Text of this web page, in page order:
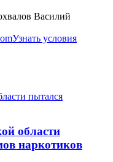
Василий
Узнать условия
области
наркотиков